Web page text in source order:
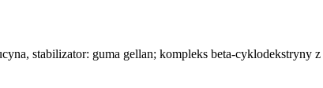
stabilizator: guma gellan; kompleks beta-cyklodekstryny